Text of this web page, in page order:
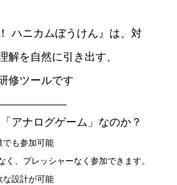
ハニカムぼうけん』は、対
解を自然に引き出す、
修ツールです
アナログゲーム」なのか？
でも参加可能
、プレッシャーなく参加できます。
な設計が可能